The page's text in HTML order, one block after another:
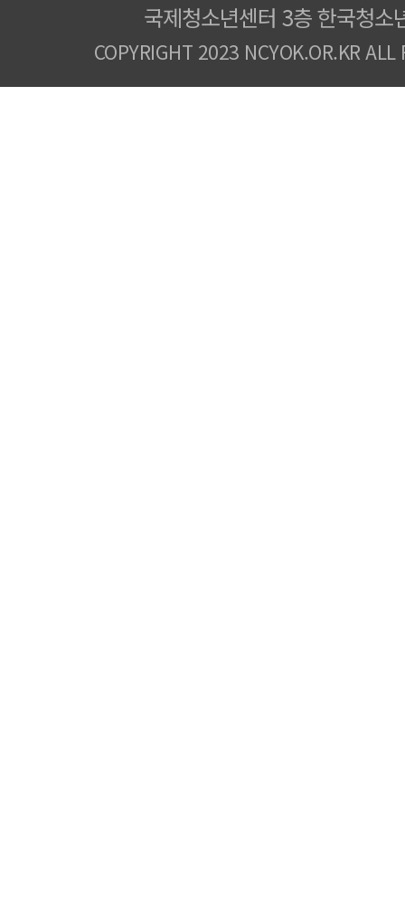
국제청소년센터 3층 한국청소
COPYRIGHT 2023 NCYOK.OR.KR ALL